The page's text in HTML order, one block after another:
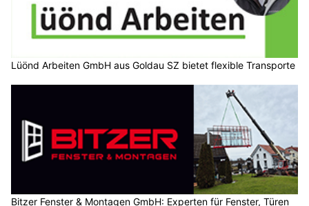
Lüönd Arbeiten GmbH aus Goldau SZ bietet flexible Transporte
Bitzer Fenster & Montagen GmbH: Experten für Fenster, Türen